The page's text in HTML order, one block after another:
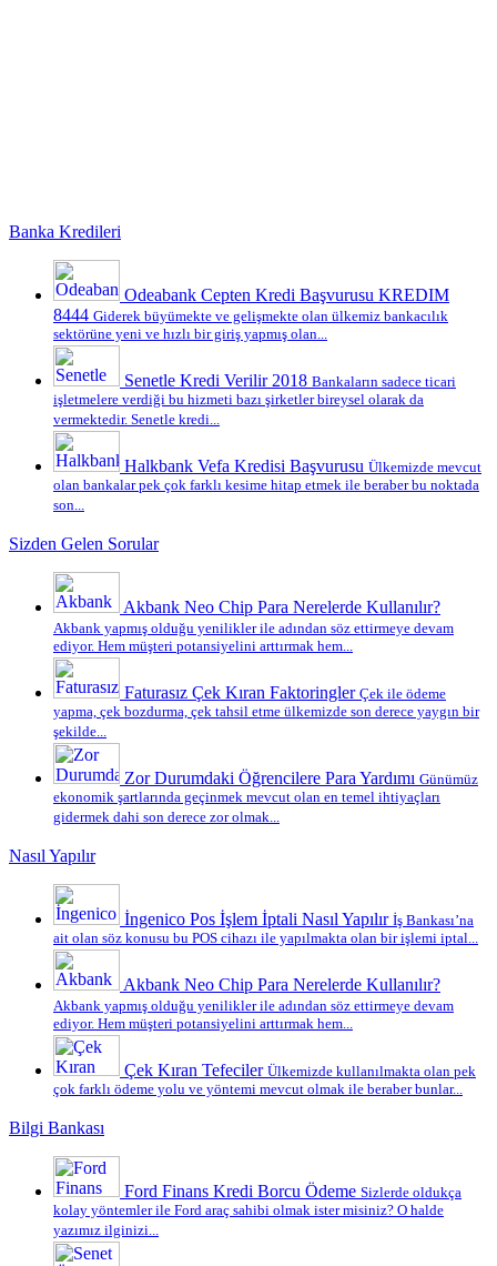
Banka Kredileri
Odeabank Cepten Kredi Başvurusu KREDIM
8444 Giderek büyümekte ve gelişmekte olan ülkemiz bankacılık
sektörüne yeni ve hızlı bir giriş yapmış olan...
Senetle Kredi Verilir 2018 Bankaların sadece ticari
işletmelere verdiği bu hizmeti bazı şirketler bireysel olarak da
vermektedir. Senetle kredi...
Halkbank Vefa Kredisi Başvurusu Ülkemizde mevcut
olan bankalar pek çok farklı kesime hitap etmek ile beraber bu noktada
son...
Sizden Gelen Sorular
Akbank Neo Chip Para Nerelerde Kullanılır?
Akbank yapmış olduğu yenilikler ile adından söz ettirmeye devam
ediyor. Hem müşteri potansiyelini arttırmak hem...
Faturasız Çek Kıran Faktoringler Çek ile ödeme
yapma, çek bozdurma, çek tahsil etme ülkemizde son derece yaygın bir
şekilde...
Zor Durumdaki Öğrencilere Para Yardımı Günümüz
ekonomik şartlarında geçinmek mevcut olan en temel ihtiyaçları
gidermek dahi son derece zor olmak...
Nasıl Yapılır
İngenico Pos İşlem İptali Nasıl Yapılır İş Bankası’na
ait olan söz konusu bu POS cihazı ile yapılmakta olan bir işlemi iptal...
Akbank Neo Chip Para Nerelerde Kullanılır?
Akbank yapmış olduğu yenilikler ile adından söz ettirmeye devam
ediyor. Hem müşteri potansiyelini arttırmak hem...
Çek Kıran Tefeciler Ülkemizde kullanılmakta olan pek
çok farklı ödeme yolu ve yöntemi mevcut olmak ile beraber bunlar...
Bilgi Bankası
Ford Finans Kredi Borcu Ödeme Sizlerde oldukça
kolay yöntemler ile Ford araç sahibi olmak ister misiniz? O halde
yazımız ilginizi...